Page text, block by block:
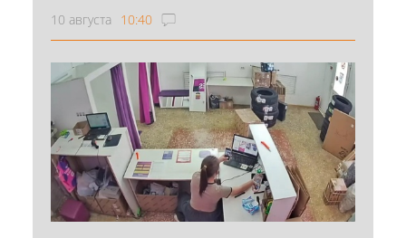
10 августа 10:40